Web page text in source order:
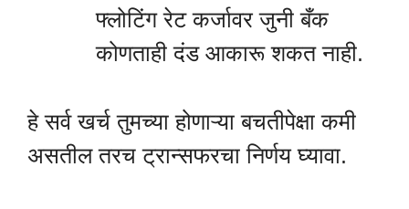
फ्लोटिंग रेट कर्जावर जुनी बँक
कोणताही दंड आकारू शकत नाही.
हे सर्व खर्च तुमच्या होणाऱ्या बचतीपेक्षा कमी
असतील तरच ट्रान्सफरचा निर्णय घ्यावा.